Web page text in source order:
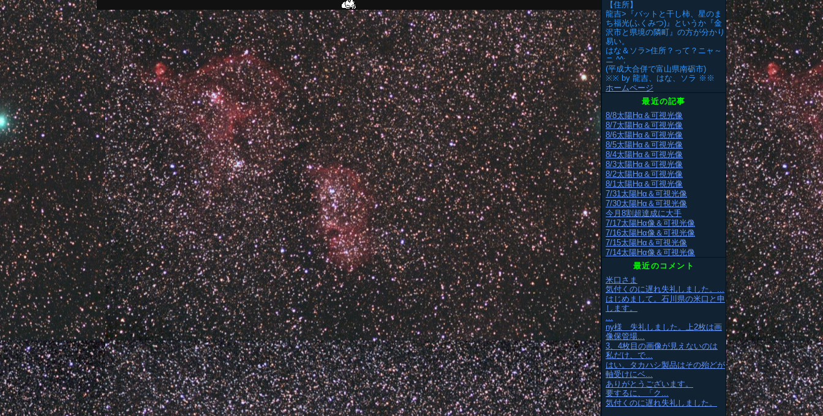
【住所】
龍吉>『バットと干し柿、星のま
ち福光(ふくみつ)』というか『金
沢市と県境の隣町』の方が分かり
易い。
はな＆ソラ>住所？って？ニャ～
ニ ^^;
(平成大合併で富山県南砺市)
※※ by 龍吉、はな、ソラ ※※
ホームページ
最近の記事
8/8太陽Hα＆可視光像
8/7太陽Hα＆可視光像
8/6太陽Hα＆可視光像
8/5太陽Hα＆可視光像
8/4太陽Hα＆可視光像
8/3太陽Hα＆可視光像
8/2太陽Hα＆可視光像
8/1太陽Hα＆可視光像
7/31太陽Hα＆可視光像
7/30太陽Hα＆可視光像
今月8割超達成に大手
7/17太陽Hα像＆可視光像
7/16太陽Hα像＆可視光像
7/15太陽Hα＆可視光像
7/14太陽Hα像＆可視光像
最近のコメント
米口さま
気付くのに遅れ失礼しました。...
はじめまして。石川県の米口と申
します。
...
ny様 失礼しました。上2枚は画
像保管場...
3、4枚目の画像が見えないのは
私だけ、で...
はい。タカハシ製品はその殆どが
軸受けにベ...
ありがとうございます。
要するに、「ク...
気付くのに遅れ失礼しました。